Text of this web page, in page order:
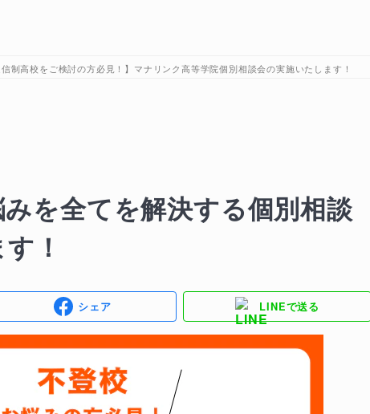
信制高校をご検討の方必見！】マナリンク高等学院個別相談会の実施いたします！
を全てを解決する個別相談
！
シェア LINEで送る